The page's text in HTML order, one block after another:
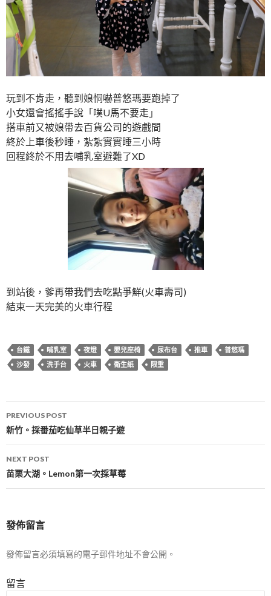
玩到不肯走，聽到娘恫嚇普悠瑪要跑掉了
小女還會搖搖手說「噗U馬不要走」
搭車前又被娘帶去百貨公司的遊戲間
終於上車後秒睡，紮紮實實睡三小時
回程終於不用去哺乳室避難了XD
到站後，爹再帶我們去吃點爭鮮(火車壽司)
結束一天完美的火車行程
台鐵 哺乳室 夜燈 嬰兒座椅 尿布台 推車
普悠瑪
沙發
洗手台 火車 衛生紙 限重
Post
navigation
PREVIOUS POST
新竹。採番茄吃仙草半日親子遊
NEXT POST
苗栗大湖。Lemon第一次採草莓
發佈留言
發佈留言必須填寫的電子郵件地址不會公開。
留言